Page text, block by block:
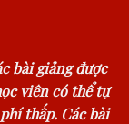
bài giảng được
viên có thể tự
thấp. Các bài